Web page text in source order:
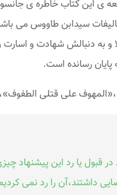
ی این کتاب خاطره ی
سیدابن طاووس می
و به دنبالش شهادت و
پایان رسانده است.
علی قتلی
قبول یا رد این پیشنهاد
را رد نمی